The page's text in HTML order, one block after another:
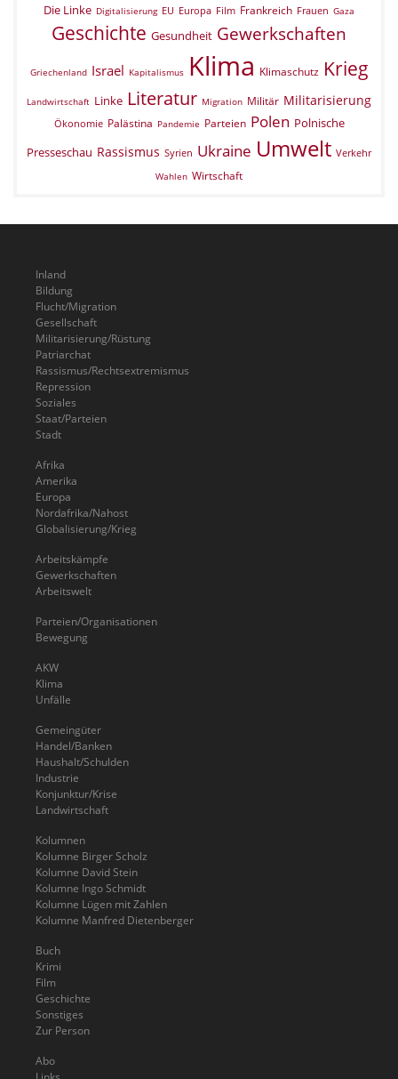
Die Linke Digitalisierung EU Europa Film Frankreich Frauen Gaza
Geschichte Gesundheit Gewerkschaften
Griechenland Israel Kapitalismus Klima Klimaschutz Krieg
Landwirtschaft Linke Literatur Migration Militär Militarisierung
Ökonomie Palästina Pandemie Parteien Polen Polnische
Presseschau Rassismus Syrien Ukraine Umwelt Verkehr
Wahlen Wirtschaft
Inland
Bildung
Flucht/Migration
Gesellschaft
Militarisierung/Rüstung
Patriarchat
Rassismus/Rechtsextremismus
Repression
Soziales
Staat/Parteien
Stadt
Afrika
Amerika
Europa
Nordafrika/Nahost
Globalisierung/Krieg
Arbeitskämpfe
Gewerkschaften
Arbeitswelt
Parteien/Organisationen
Bewegung
AKW
Klima
Unfälle
Gemeingüter
Handel/Banken
Haushalt/Schulden
Industrie
Konjunktur/Krise
Landwirtschaft
Kolumnen
Kolumne Birger Scholz
Kolumne David Stein
Kolumne Ingo Schmidt
Kolumne Lügen mit Zahlen
Kolumne Manfred Dietenberger
Buch
Krimi
Film
Geschichte
Sonstiges
Zur Person
Abo